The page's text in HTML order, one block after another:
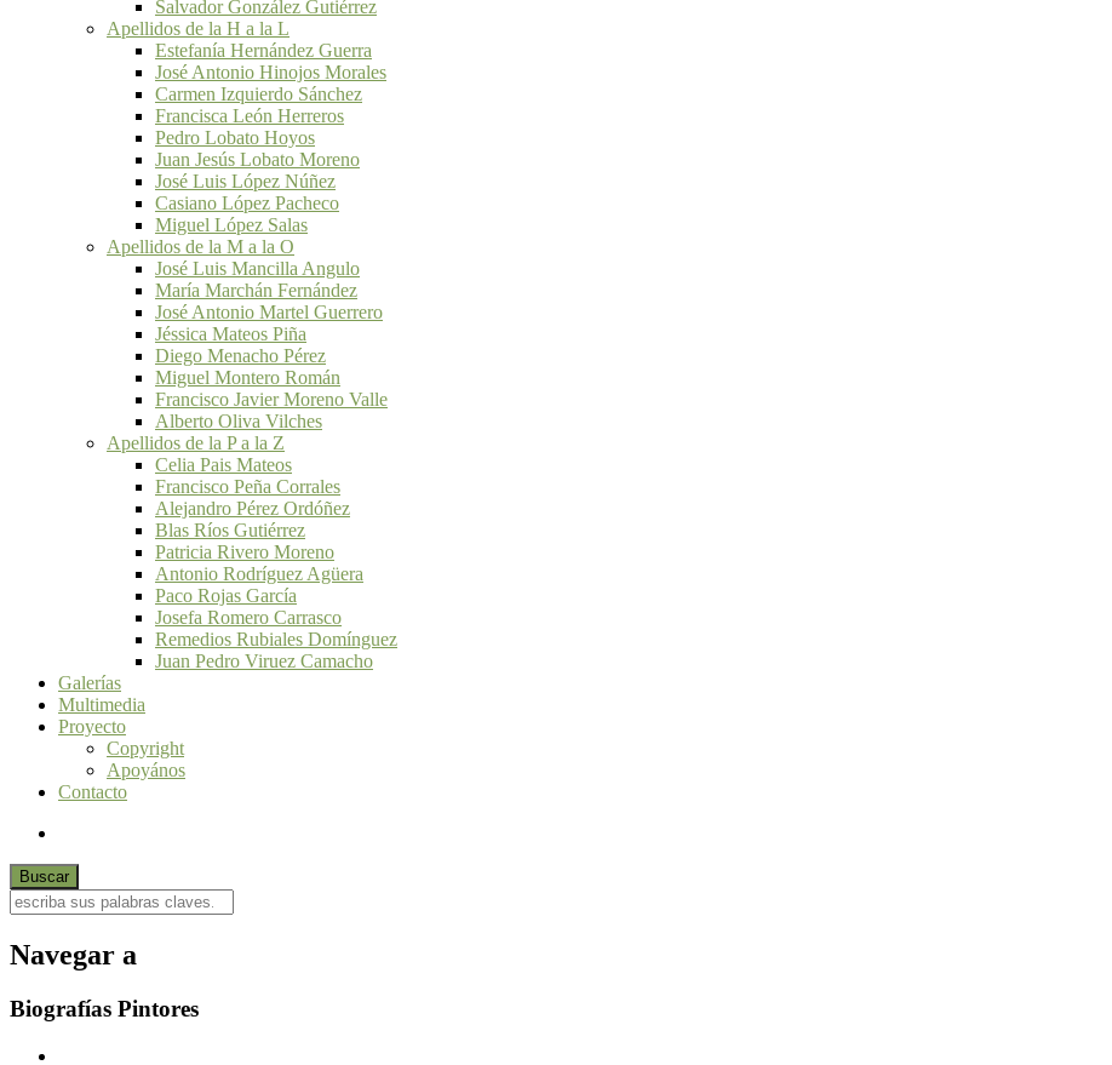
Salvador González Gutiérrez
Apellidos de la H a la L
Estefanía Hernández Guerra
José Antonio Hinojos Morales
Carmen Izquierdo Sánchez
Francisca León Herreros
Pedro Lobato Hoyos
Juan Jesús Lobato Moreno
José Luis López Núñez
Casiano López Pacheco
Miguel López Salas
Apellidos de la M a la O
José Luis Mancilla Angulo
María Marchán Fernández
José Antonio Martel Guerrero
Jéssica Mateos Piña
Diego Menacho Pérez
Miguel Montero Román
Francisco Javier Moreno Valle
Alberto Oliva Vilches
Apellidos de la P a la Z
Celia Pais Mateos
Francisco Peña Corrales
Alejandro Pérez Ordóñez
Blas Ríos Gutiérrez
Patricia Rivero Moreno
Antonio Rodríguez Agüera
Paco Rojas García
Josefa Romero Carrasco
Remedios Rubiales Domínguez
Juan Pedro Viruez Camacho
Galerías
Multimedia
Proyecto
Copyright
Apoyános
Contacto
Navegar a
Biografías Pintores